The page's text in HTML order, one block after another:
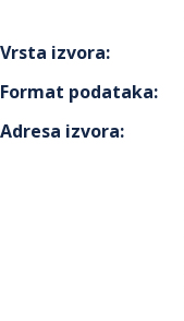
Vrsta izvora:
Format podataka:
Adresa izvora: